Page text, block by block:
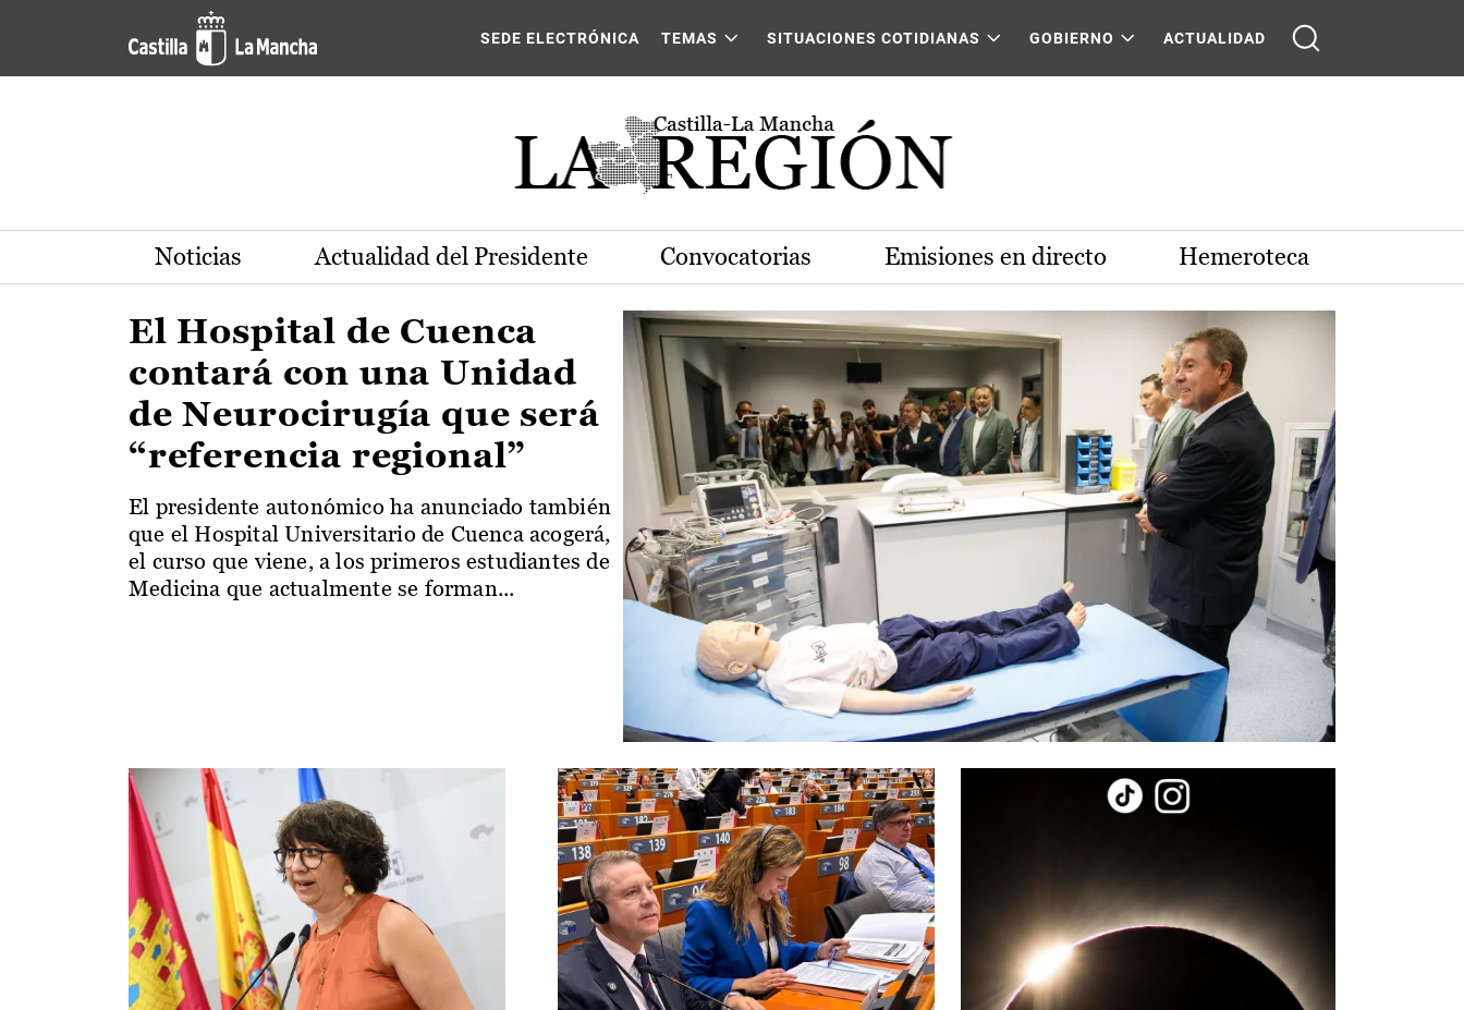
Pasar al contenido principal
Actualidad de la región de Castilla-La Mancha
SEDE ELECTRÓNICA TEMAS SITUACIONES COTIDIANAS GOBIERNO ACTUALIDAD
Noticias Actualidad del Presidente Convocatorias Emisiones en directo Hemeroteca
El Hospital de Cuenca
contará con una Unidad
de Neurocirugía que será
“referencia regional”
El presidente autonómico ha anunciado también
que el Hospital Universitario de Cuenca acogerá,
el curso que viene, a los primeros estudiantes de
Medicina que actualmente se forman...